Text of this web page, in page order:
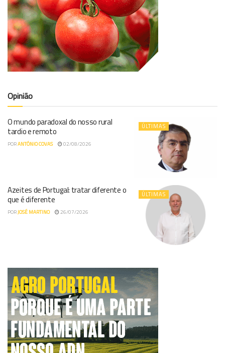
Opinião
ÚLTIMAS
O mundo paradoxal do nosso rural
tardio e remoto
PORANTÓNIO COVAS 02/08/2026
ÚLTIMAS
Azeites de Portugal: tratar diferente o
que é diferente
PORJOSÉ MARTINO 26/07/2026